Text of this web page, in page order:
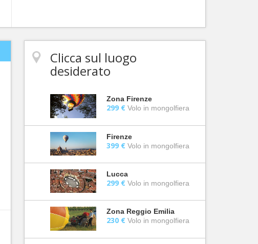
Clicca sul luogo
desiderato
Zona Firenze
299 € Volo in mongolfiera
Firenze
399 € Volo in mongolfiera
Lucca
299 € Volo in mongolfiera
Zona Reggio Emilia
230 € Volo in mongolfiera